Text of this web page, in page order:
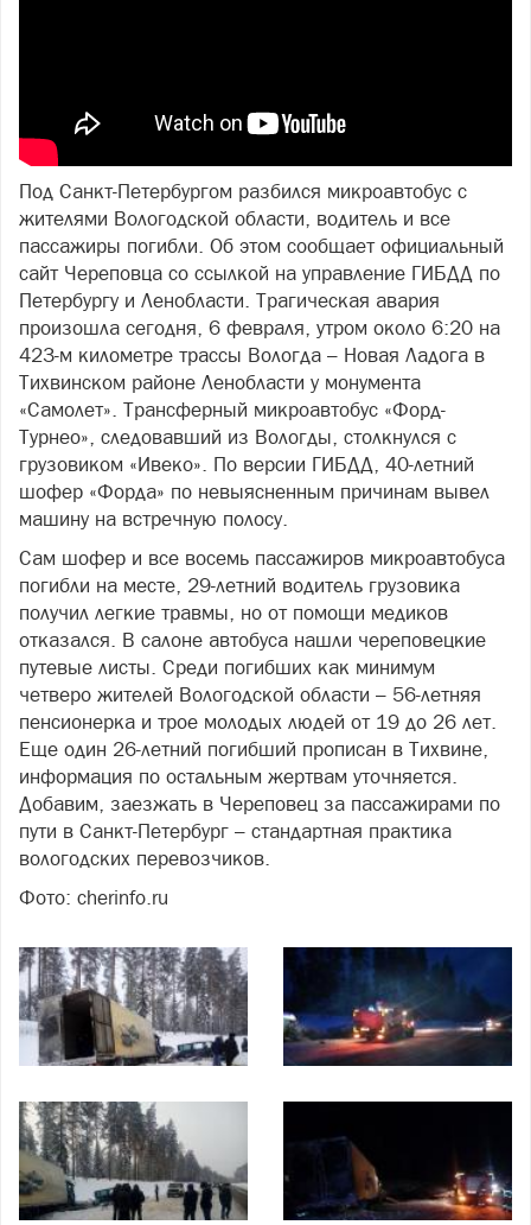
Под Санкт-Петербургом разбился микроавтобус с
жителями Вологодской области, водитель и все
пассажиры погибли. Об этом сообщает официальный
сайт Череповца со ссылкой на управление ГИБДД по
Петербургу и Ленобласти. Трагическая авария
произошла сегодня, 6 февраля, утром около 6:20 на
423-м километре трассы Вологда – Новая Ладога в
Тихвинском районе Ленобласти у монумента
«Самолет». Трансферный микроавтобус «Форд-
Турнео», следовавший из Вологды, столкнулся с
грузовиком «Ивеко». По версии ГИБДД, 40-летний
шофер «Форда» по невыясненным причинам вывел
машину на встречную полосу.
Сам шофер и все восемь пассажиров микроавтобуса
погибли на месте, 29-летний водитель грузовика
получил легкие травмы, но от помощи медиков
отказался. В салоне автобуса нашли череповецкие
путевые листы. Среди погибших как минимум
четверо жителей Вологодской области – 56-летняя
пенсионерка и трое молодых людей от 19 до 26 лет.
Еще один 26-летний погибший прописан в Тихвине,
информация по остальным жертвам уточняется.
Добавим, заезжать в Череповец за пассажирами по
пути в Санкт-Петербург – стандартная практика
вологодских перевозчиков.
Фото: cherinfo.ru